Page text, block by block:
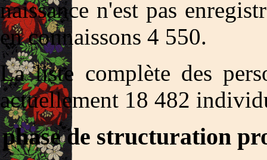
naissance n'est pas
en connaissons 4 550.
La liste complète des
actuellement 18 482
de structuration